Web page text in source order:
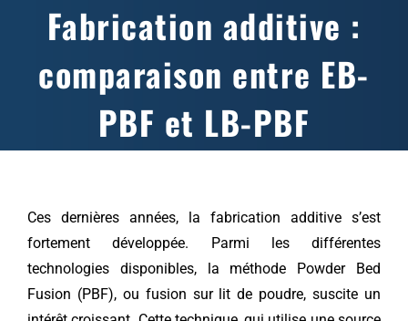
Fabrication additive :
comparaison entre EB-
PBF et LB-PBF
Ces dernières années, la fabrication additive s’est
fortement développée. Parmi les différentes
technologies disponibles, la méthode Powder Bed
Fusion (PBF), ou fusion sur lit de poudre, suscite un